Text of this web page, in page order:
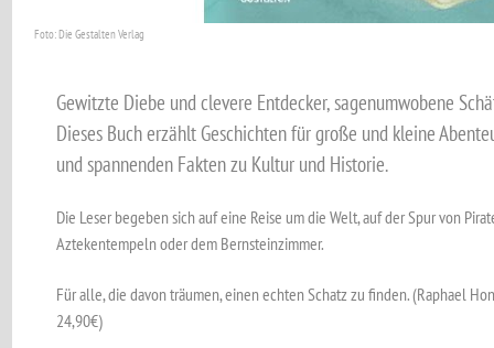
Foto: Die Gestalten Verlag
Gewitzte Diebe und clevere Entdecker, sagenumwobene
Dieses Buch erzählt Geschichten für große und kleine
und spannenden Fakten zu Kultur und Historie.
Die Leser begeben sich auf eine Reise um die Welt, auf der Spur von
Aztekentempeln oder dem Bernsteinzimmer.
Für alle, die davon träumen, einen echten Schatz zu finden. (Raphael
24,90€)